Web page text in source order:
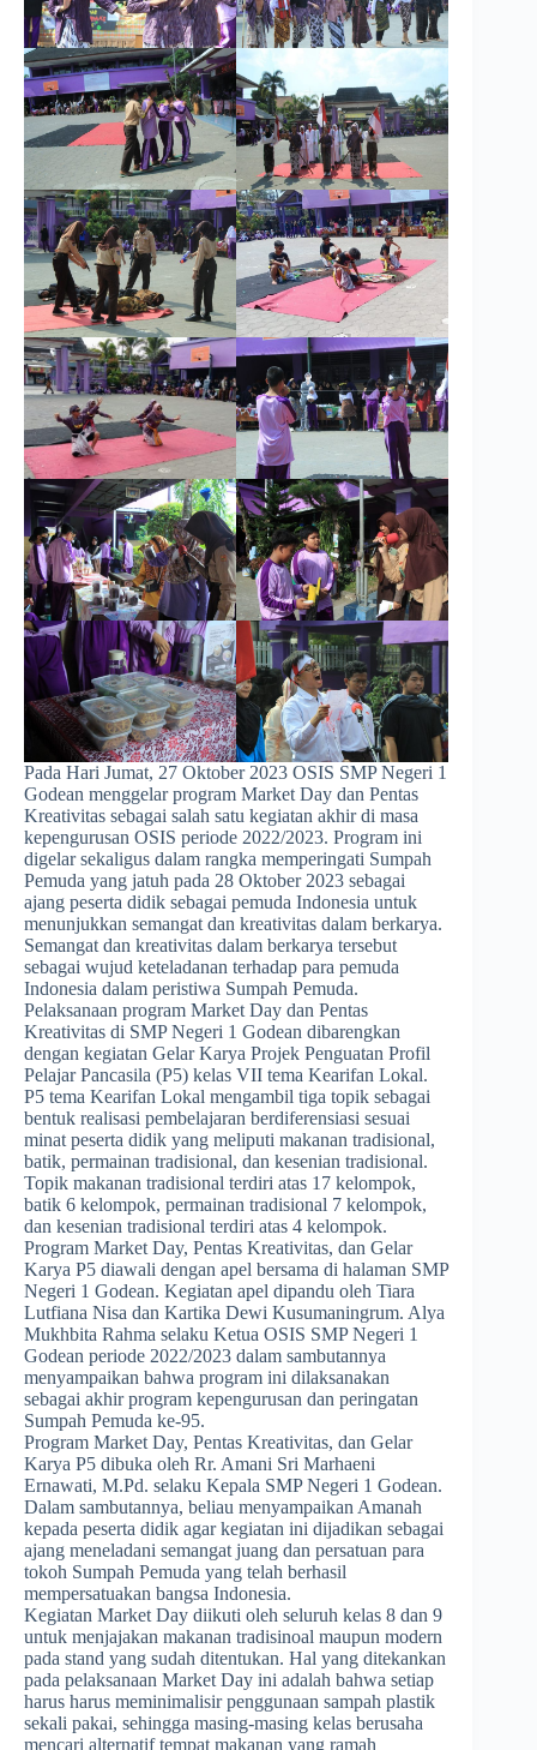
Pada Hari Jumat, 27 Oktober 2023 OSIS SMP Negeri 1
Godean menggelar program Market Day dan Pentas
Kreativitas sebagai salah satu kegiatan akhir di masa
kepengurusan OSIS periode 2022/2023. Program ini
digelar sekaligus dalam rangka memperingati Sumpah
Pemuda yang jatuh pada 28 Oktober 2023 sebagai
ajang peserta didik sebagai pemuda Indonesia untuk
menunjukkan semangat dan kreativitas dalam berkarya.
Semangat dan kreativitas dalam berkarya tersebut
sebagai wujud keteladanan terhadap para pemuda
Indonesia dalam peristiwa Sumpah Pemuda.
Pelaksanaan program Market Day dan Pentas
Kreativitas di SMP Negeri 1 Godean dibarengkan
dengan kegiatan Gelar Karya Projek Penguatan Profil
Pelajar Pancasila (P5) kelas VII tema Kearifan Lokal.
P5 tema Kearifan Lokal mengambil tiga topik sebagai
bentuk realisasi pembelajaran berdiferensiasi sesuai
minat peserta didik yang meliputi makanan tradisional,
batik, permainan tradisional, dan kesenian tradisional.
Topik makanan tradisional terdiri atas 17 kelompok,
batik 6 kelompok, permainan tradisional 7 kelompok,
dan kesenian tradisional terdiri atas 4 kelompok.
Program Market Day, Pentas Kreativitas, dan Gelar
Karya P5 diawali dengan apel bersama di halaman SMP
Negeri 1 Godean. Kegiatan apel dipandu oleh Tiara
Lutfiana Nisa dan Kartika Dewi Kusumaningrum. Alya
Mukhbita Rahma selaku Ketua OSIS SMP Negeri 1
Godean periode 2022/2023 dalam sambutannya
menyampaikan bahwa program ini dilaksanakan
sebagai akhir program kepengurusan dan peringatan
Sumpah Pemuda ke-95.
Program Market Day, Pentas Kreativitas, dan Gelar
Karya P5 dibuka oleh Rr. Amani Sri Marhaeni
Ernawati, M.Pd. selaku Kepala SMP Negeri 1 Godean.
Dalam sambutannya, beliau menyampaikan Amanah
kepada peserta didik agar kegiatan ini dijadikan sebagai
ajang meneladani semangat juang dan persatuan para
tokoh Sumpah Pemuda yang telah berhasil
mempersatuakan bangsa Indonesia.
Kegiatan Market Day diikuti oleh seluruh kelas 8 dan 9
untuk menjajakan makanan tradisinoal maupun modern
pada stand yang sudah ditentukan. Hal yang ditekankan
pada pelaksanaan Market Day ini adalah bahwa setiap
harus harus meminimalisir penggunaan sampah plastik
sekali pakai, sehingga masing-masing kelas berusaha
mencari alternatif tempat makanan yang ramah